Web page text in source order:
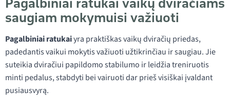
saugiam mokymuisi važiuoti
Pagalbiniai ratukaiyra praktiškas vaikų dviračių priedas,
padedantis vaikui mokytis važiuoti užtikrinčiau ir saugiau. Jie
suteikia dviračiui papildomo stabilumo ir leidžia treniruotis
minti pedalus, stabdyti bei vairuoti dar prieš visiškai įvaldant
pusiausvyrą.